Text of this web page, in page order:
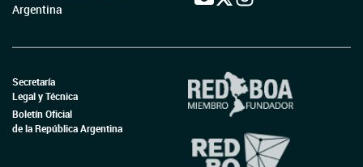
Argentina
Secretaría
Legal y Técnica
Boletín Oficial
de la República Argentina